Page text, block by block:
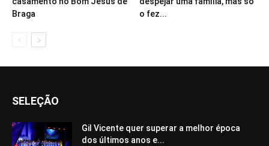
Braga
o fez...
SELEÇÃO
Gil Vicente quer superar a melhor época
dos últimos anos e...